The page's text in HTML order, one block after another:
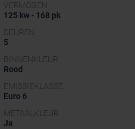
VERMOGEN
125 kw - 168 pk
DEUREN
5
BINNENKLEUR
Rood
EMISSIEKLASSE
Euro 6
METAALKLEUR
Ja